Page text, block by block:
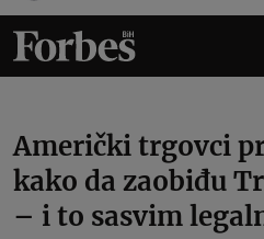
Američki trgovci
kako da zaobiđu
– i to sasvim